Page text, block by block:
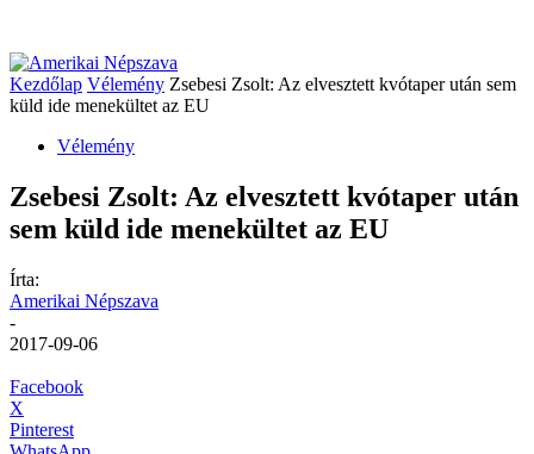
Kezdőlap Vélemény Zsebesi Zsolt: Az elvesztett kvótaper után sem
küld ide menekültet az EU
Vélemény
Zsebesi Zsolt: Az elvesztett kvótaper után
sem küld ide menekültet az EU
Írta:
Amerikai Népszava
-
2017-09-06
Facebook
X
Pinterest